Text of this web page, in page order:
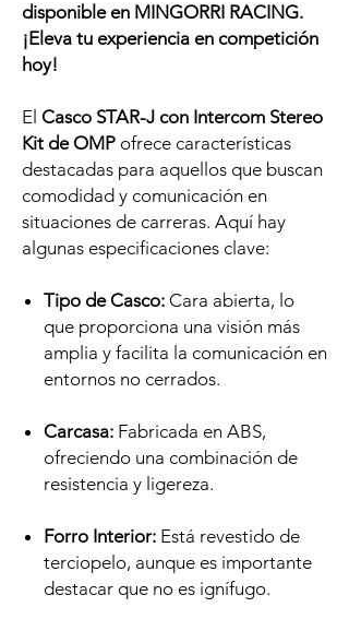
disponible en MINGORRI RACING.
¡Eleva tu experiencia en competición
hoy!
El Casco STAR-J con Intercom Stereo
Kit de OMP ofrece características
destacadas para aquellos que buscan
comodidad y comunicación en
situaciones de carreras. Aquí hay
algunas especificaciones clave:
Tipo de Casco: Cara abierta, lo
que proporciona una visión más
amplia y facilita la comunicación en
entornos no cerrados.
Carcasa: Fabricada en ABS,
ofreciendo una combinación de
resistencia y ligereza.
Forro Interior: Está revestido de
terciopelo, aunque es importante
destacar que no es ignífugo.